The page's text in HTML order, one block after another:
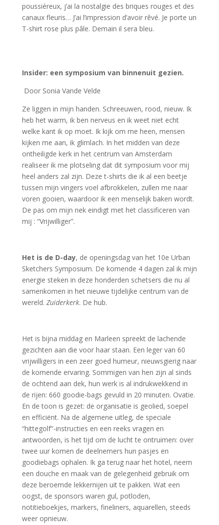
poussiéreux, j’ai la nostalgie des briques rouges et des
canaux fleuris… J’ai l’impression d’avoir rêvé. Je porte un
T-shirt rose plus pâle. Demain il sera bleu.
Insider: een symposium van binnenuit gezien.
Door Sonia Vande Velde
Ze liggen in mijn handen. Schreeuwen, rood, nieuw. Ik
heb het warm, ik ben nerveus en ik weet niet echt
welke kant ik op moet. Ik kijk om me heen, mensen
kijken me aan, ik glimlach. In het midden van deze
ontheiligde kerk in het centrum van Amsterdam
realiseer ik me plotseling dat dit symposium voor mij
heel anders zal zijn. Deze t-shirts die ik al een beetje
tussen mijn vingers voel afbrokkelen, zullen me naar
voren gooien, waardoor ik een menselijk baken wordt.
De pas om mijn nek eindigt met het classificeren van
mij : “Vrijwilliger”.
Het is de D-day, de openingsdag van het 10e Urban
Sketchers Symposium. De komende 4 dagen zal ik mijn
energie steken in deze honderden schetsers die nu al
samenkomen in het nieuwe tijdelijke centrum van de
wereld. Zuiderkerk. De hub.
Het is bijna middag en Marleen spreekt de lachende
gezichten aan die voor haar staan. Een leger van 60
vrijwilligers in een zeer goed humeur, nieuwsgierig naar
de komende ervaring. Sommigen van hen zijn al sinds
de ochtend aan dek, hun werk is al indrukwekkend in
de rijen: 660 goodie-bags gevuld in 20 minuten. Ovatie.
En de toon is gezet: de organisatie is geolied, soepel
en efficiënt. Na de algemene uitleg, de speciale
“hittegolf”-instructies en een reeks vragen en
antwoorden, is het tijd om de lucht te ontruimen: over
twee uur komen de deelnemers hun pasjes en
goodiebags ophalen. Ik ga terug naar het hotel, neem
een douche en maak van de gelegenheid gebruik om
deze beroemde lekkernijen uit te pakken. Wat een
oogst, de sponsors waren gul, potloden,
notitieboekjes, markers, fineliners, aquarellen, steeds
weer opnieuw.